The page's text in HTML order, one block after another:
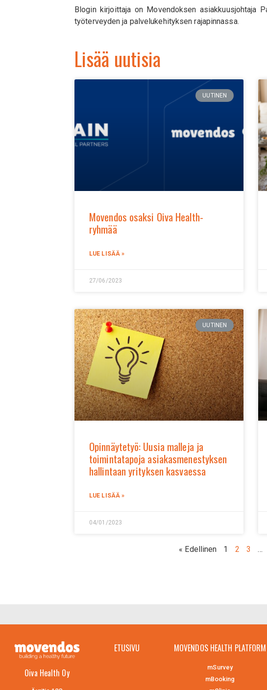
Blogin kirjoittaja on Movendoksen asiakkuusjohtaja
työterveyden ja palvelukehityksen rajapinnassa.
Lisää uutisia
UUTINEN
Movendos osaksi Oiva Health-
ryhmää
LUE LISÄÄ »
27/06/2023
UUTINEN
Opinnäytetyö: Uusia malleja ja
toimintatapoja asiakasmenestyksen
hallintaan yrityksen kasvaessa
LUE LISÄÄ »
04/01/2023
« Edellinen 1 2 3 …
Oiva Health Oy
ETUSIVU MOVENDOS HEALTH PLATFORM
mSurvey
mBooking